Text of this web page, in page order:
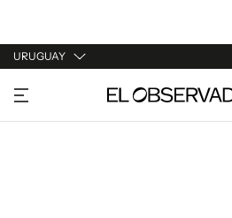
URUGUAY
URUGUAY
ARGENTINA